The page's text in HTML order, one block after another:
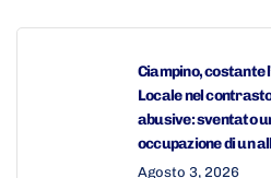
Ciampino, costante
Locale nel
abusive: sventato
occupazione di un
Agosto 3, 2026